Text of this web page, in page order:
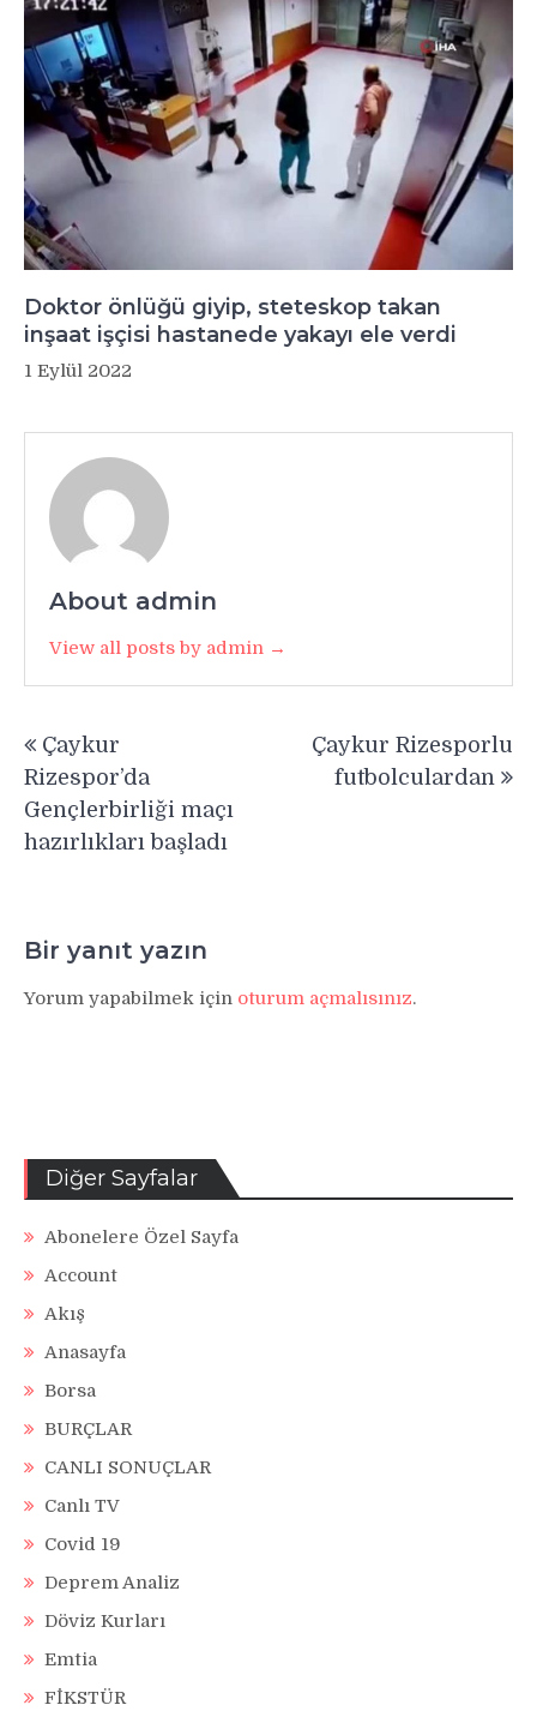
Doktor önlüğü giyip, steteskop takan
inşaat işçisi hastanede yakayı ele verdi
1 Eylül 2022
About admin
View all posts by admin →
gezinmesi
Çaykur
Rizespor’da
Gençlerbirliği maçı
hazırlıkları başladı
Çaykur Rizesporlu
futbolculardan
Bir yanıt yazın
Yorum yapabilmek için oturum açmalısınız.
Diğer Sayfalar
Abonelere Özel Sayfa
Account
Akış
Anasayfa
Borsa
BURÇLAR
CANLI SONUÇLAR
Canlı TV
Covid 19
Deprem Analiz
Döviz Kurları
Emtia
FİKSTÜR